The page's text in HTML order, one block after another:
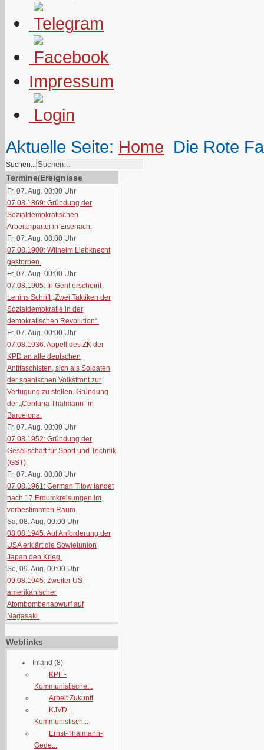
Impressum
Aktuelle Seite: Home Die Rote
Suchen...
Termine/Ereignisse
Fr, 07. Aug. 00:00 Uhr
07.08.1869: Gründung der
Sozialdemokratischen
Arbeiterpartei in Eisenach.
Fr, 07. Aug. 00:00 Uhr
07.08.1900: Wilhelm Liebknecht
gestorben.
Fr, 07. Aug. 00:00 Uhr
07.08.1905: In Genf erscheint
Lenins Schrift „Zwei Taktiken der
Sozialdemokratie in der
demokratischen Revolution“.
Fr, 07. Aug. 00:00 Uhr
07.08.1936: Appell des ZK der
KPD an alle deutschen
Antifaschisten, sich als Soldaten
der spanischen Volksfront zur
Verfügung zu stellen. Gründung
der „Centuria Thälmann“ in
Barcelona.
Fr, 07. Aug. 00:00 Uhr
07.08.1952: Gründung der
Gesellschaft für Sport und Technik
(GST).
Fr, 07. Aug. 00:00 Uhr
07.08.1961: German Titow landet
nach 17 Erdumkreisungen im
vorbestimmten Raum.
Sa, 08. Aug. 00:00 Uhr
08.08.1945: Auf Anforderung der
USA erklärt die Sowjetunion
Japan den Krieg.
So, 09. Aug. 00:00 Uhr
09.08.1945: Zweiter US-
amerikanischer
Atombombenabwurf auf
Nagasaki.
Weblinks
Inland (8)
KPF -
Kommunistische...
Arbeit Zukunft
KJVD -
Kommunistisch...
Ernst-Thälmann-
Gede...